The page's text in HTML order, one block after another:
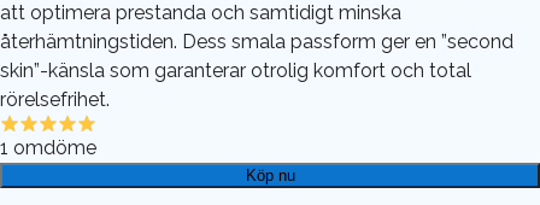
att optimera prestanda och samtidigt minska
återhämtningstiden. Dess smala passform ger en ”second
skin”-känsla som garanterar otrolig komfort och total
rörelsefrihet.
1 omdöme
Köp nu